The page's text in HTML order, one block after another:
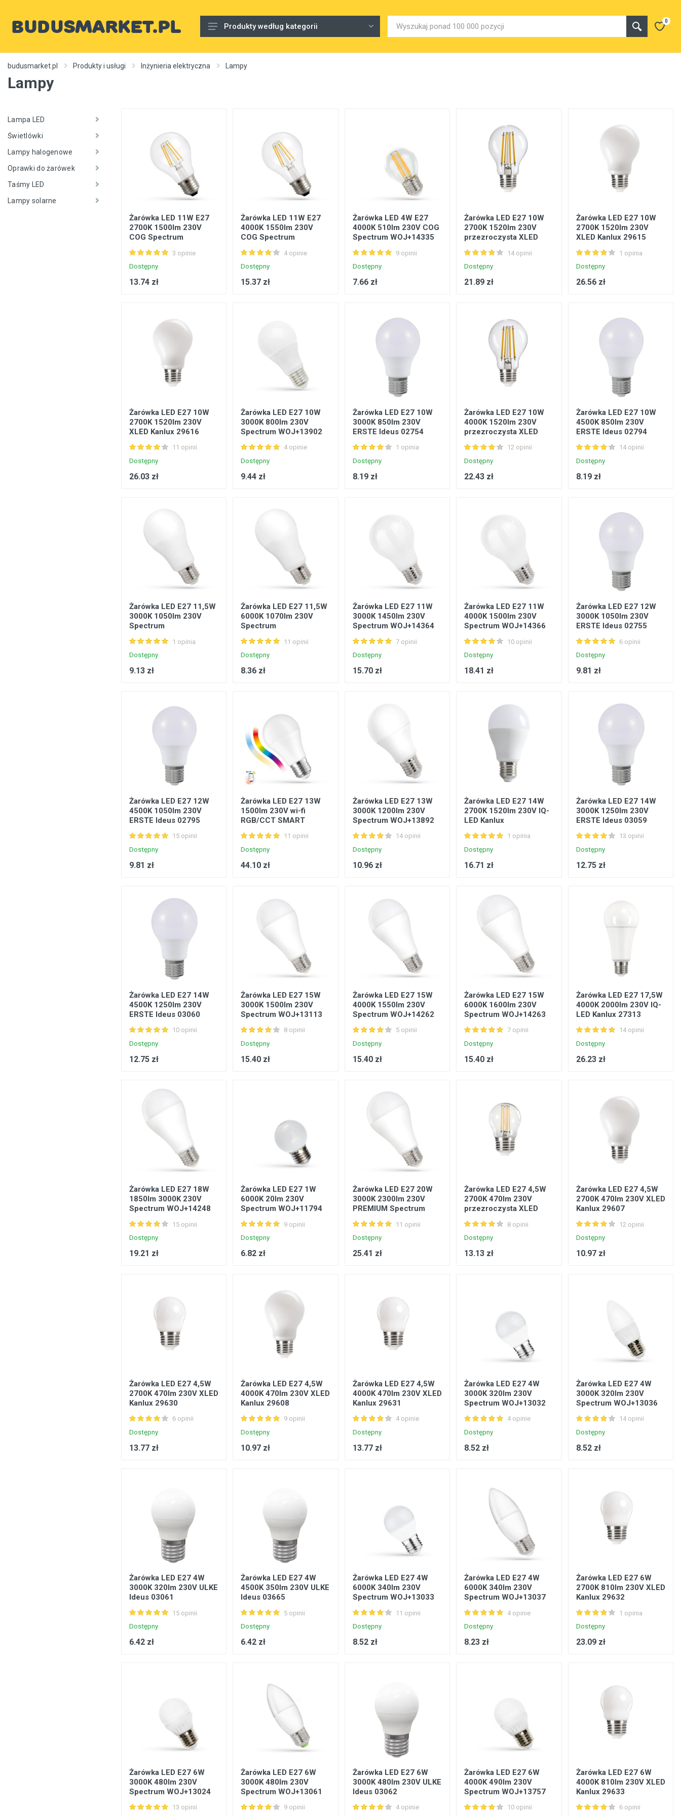
Materiały budowlane
Zewnętrzny
Sprzęt i narzędzia
Różne
Usługi budowlane
Rury wodne
Konstrukcje stalowe, konstrukcje prefabrykowane
Produkty według kategorii
0
budusmarket.pl Produkty i usługi Inżynieria elektryczna Lampy
Lampy
Lampa LED
Świetlówki
Lampy halogenowe
Oprawki do żarówek
Taśmy LED
Lampy solarne
Żarówka LED 11W E27
2700K 1500lm 230V
COG Spectrum
3 opinie
Dostępny
13.74 zł
Żarówka LED 11W E27
4000K 1550lm 230V
COG Spectrum
4 opinie
Dostępny
15.37 zł
Żarówka LED 4W E27
4000K 510lm 230V COG
Spectrum WOJ+14335
9 opinii
Dostępny
7.66 zł
Żarówka LED E27 10W
2700K 1520lm 230V
przezroczysta XLED
14 opinii
Dostępny
21.89 zł
Żarówka LED E27 10W
2700K 1520lm 230V
XLED Kanlux 29615
1 opinia
Dostępny
26.56 zł
Żarówka LED E27 10W
2700K 1520lm 230V
XLED Kanlux 29616
11 opinii
Dostępny
26.03 zł
Żarówka LED E27 10W
3000K 800lm 230V
Spectrum WOJ+13902
4 opinie
Dostępny
9.44 zł
Żarówka LED E27 10W
3000K 850lm 230V
ERSTE Ideus 02754
1 opinia
Dostępny
8.19 zł
Żarówka LED E27 10W
4000K 1520lm 230V
przezroczysta XLED
12 opinii
Dostępny
22.43 zł
Żarówka LED E27 10W
4500K 850lm 230V
ERSTE Ideus 02794
14 opinii
Dostępny
8.19 zł
Żarówka LED E27 11,5W
3000K 1050lm 230V
Spectrum
1 opinia
Dostępny
9.13 zł
Żarówka LED E27 11,5W
6000K 1070lm 230V
Spectrum
11 opinii
Dostępny
8.36 zł
Żarówka LED E27 11W
3000K 1450lm 230V
Spectrum WOJ+14364
7 opinii
Dostępny
15.70 zł
Żarówka LED E27 11W
4000K 1500lm 230V
Spectrum WOJ+14366
10 opinii
Dostępny
18.41 zł
Żarówka LED E27 12W
3000K 1050lm 230V
ERSTE Ideus 02755
6 opinii
Dostępny
9.81 zł
Żarówka LED E27 12W
4500K 1050lm 230V
ERSTE Ideus 02795
15 opinii
Dostępny
9.81 zł
Żarówka LED E27 13W
1500lm 230V wi-fi
RGB/CCT SMART
11 opinii
Dostępny
44.10 zł
Żarówka LED E27 13W
3000K 1200lm 230V
Spectrum WOJ+13892
14 opinii
Dostępny
10.96 zł
Żarówka LED E27 14W
2700K 1520lm 230V IQ-
LED Kanlux
1 opinia
Dostępny
16.71 zł
Żarówka LED E27 14W
3000K 1250lm 230V
ERSTE Ideus 03059
13 opinii
Dostępny
12.75 zł
Żarówka LED E27 14W
4500K 1250lm 230V
ERSTE Ideus 03060
10 opinii
Dostępny
12.75 zł
Żarówka LED E27 15W
3000K 1500lm 230V
Spectrum WOJ+13113
8 opinii
Dostępny
15.40 zł
Żarówka LED E27 15W
4000K 1550lm 230V
Spectrum WOJ+14262
5 opinii
Dostępny
15.40 zł
Żarówka LED E27 15W
6000K 1600lm 230V
Spectrum WOJ+14263
7 opinii
Dostępny
15.40 zł
Żarówka LED E27 17,5W
4000K 2000lm 230V IQ-
LED Kanlux 27313
14 opinii
Dostępny
26.23 zł
Żarówka LED E27 18W
1850lm 3000K 230V
Spectrum WOJ+14248
15 opinii
Dostępny
19.21 zł
Żarówka LED E27 1W
6000K 20lm 230V
Spectrum WOJ+11794
9 opinii
Dostępny
6.82 zł
Żarówka LED E27 20W
3000K 2300lm 230V
PREMIUM Spectrum
11 opinii
Dostępny
25.41 zł
Żarówka LED E27 4,5W
2700K 470lm 230V
przezroczysta XLED
8 opinii
Dostępny
13.13 zł
Żarówka LED E27 4,5W
2700K 470lm 230V XLED
Kanlux 29607
12 opinii
Dostępny
10.97 zł
Żarówka LED E27 4,5W
2700K 470lm 230V XLED
Kanlux 29630
6 opinii
Dostępny
13.77 zł
Żarówka LED E27 4,5W
4000K 470lm 230V XLED
Kanlux 29608
9 opinii
Dostępny
10.97 zł
Żarówka LED E27 4,5W
4000K 470lm 230V XLED
Kanlux 29631
4 opinie
Dostępny
13.77 zł
Żarówka LED E27 4W
3000K 320lm 230V
Spectrum WOJ+13032
4 opinie
Dostępny
8.52 zł
Żarówka LED E27 4W
3000K 320lm 230V
Spectrum WOJ+13036
14 opinii
Dostępny
8.52 zł
Żarówka LED E27 4W
3000K 320lm 230V ULKE
Ideus 03061
15 opinii
Dostępny
6.42 zł
Żarówka LED E27 4W
4500K 350lm 230V ULKE
Ideus 03665
5 opinii
Dostępny
6.42 zł
Żarówka LED E27 4W
6000K 340lm 230V
Spectrum WOJ+13033
11 opinii
Dostępny
8.52 zł
Żarówka LED E27 4W
6000K 340lm 230V
Spectrum WOJ+13037
4 opinie
Dostępny
8.23 zł
Żarówka LED E27 6W
2700K 810lm 230V XLED
Kanlux 29632
1 opinia
Dostępny
23.09 zł
Żarówka LED E27 6W
3000K 480lm 230V
Spectrum WOJ+13024
13 opinii
Żarówka LED E27 6W
3000K 480lm 230V
Spectrum WOJ+13061
9 opinii
Żarówka LED E27 6W
3000K 480lm 230V ULKE
Ideus 03062
4 opinie
Żarówka LED E27 6W
4000K 490lm 230V
Spectrum WOJ+13757
10 opinii
Żarówka LED E27 6W
4000K 810lm 230V XLED
Kanlux 29633
6 opinii